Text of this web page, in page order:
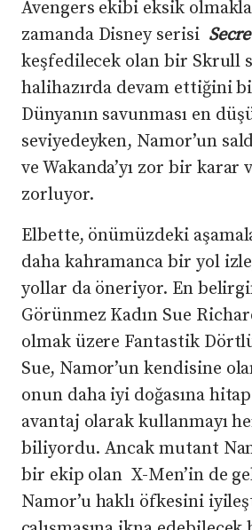
Avengers ekibi eksik
zamanda Disney serisi
keşfedilecek olan bir Skrull
halihazırda devam ettiğini
Dünyanın savunması en
seviyedeyken, Namor’un
ve Wakanda’yı zor bir karar
zorluyor.
Elbette, önümüzdeki
daha kahramanca bir yol
yollar da öneriyor. En
Görünmez Kadın Sue
olmak üzere Fantastik
Sue, Namor’un kendisine
onun daha iyi doğasına
avantaj olarak kullanmayı
biliyordu. Ancak mutant
bir ekip olan X-Men’in de
Namor’u haklı öfkesini